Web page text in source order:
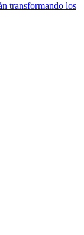
transformando los